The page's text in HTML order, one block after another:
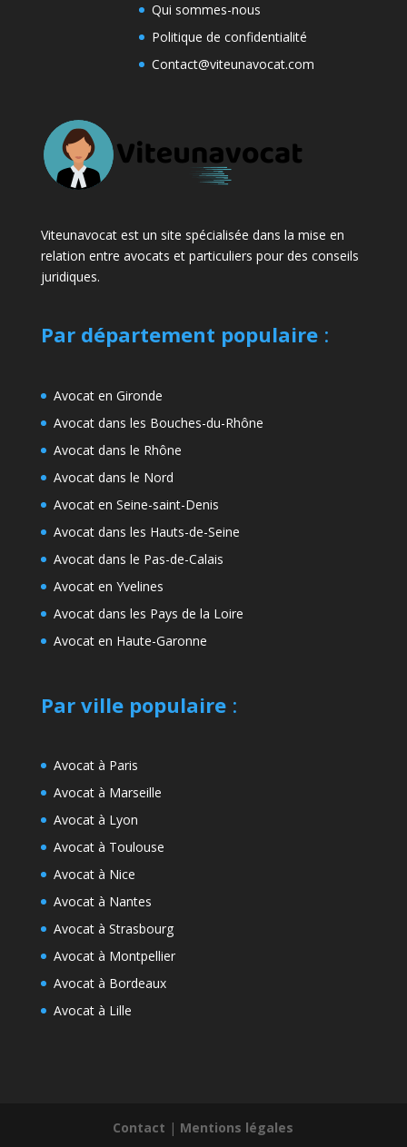
Qui sommes-nous
Politique de confidentialité
Contact@viteunavocat.com
Viteunavocat est un site spécialisée dans la mise en
relation entre avocats et particuliers pour des conseils
juridiques.
Par département populaire:
Avocat en Gironde
Avocat dans les Bouches-du-Rhône
Avocat dans le Rhône
Avocat dans le Nord
Avocat en Seine-saint-Denis
Avocat dans les Hauts-de-Seine
Avocat dans le Pas-de-Calais
Avocat en Yvelines
Avocat dans les Pays de la Loire
Avocat en Haute-Garonne
Par ville populaire:
Avocat à Paris
Avocat à Marseille
Avocat à Lyon
Avocat à Toulouse
Avocat à Nice
Avocat à Nantes
Avocat à Strasbourg
Avocat à Montpellier
Avocat à Bordeaux
Avocat à Lille
Contact | Mentions légales